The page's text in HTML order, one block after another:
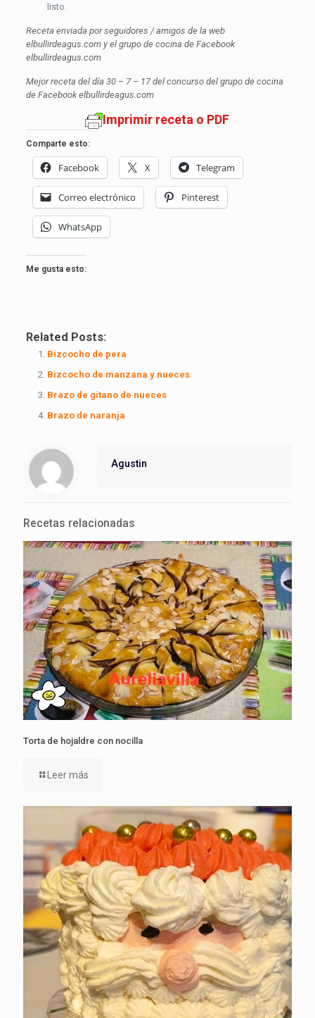
listo.
Receta enviada por seguidores / amigos de la web
elbullirdeagus.com y el grupo de cocina de Facebook
elbullirdeagus.com
Mejor receta del día 30 – 7 – 17 del concurso del grupo de cocina
de Facebook elbullirdeagus.com
Imprimir receta o PDF
Comparte esto:
Facebook X Telegram
Correo electrónico Pinterest
WhatsApp
Me gusta esto:
Related Posts:
Bizcocho de pera
Bizcocho de manzana y nueces
Brazo de gitano de nueces
Brazo de naranja
Agustin
Recetas relacionadas
Torta de hojaldre con nocilla
Leer más